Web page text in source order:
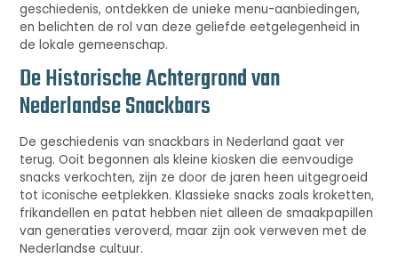
geschiedenis, ontdekken de unieke menu-aanbiedingen,
en belichten de rol van deze geliefde eetgelegenheid in
de lokale gemeenschap.
De Historische Achtergrond van
Nederlandse Snackbars
De geschiedenis van snackbars in Nederland gaat ver
terug. Ooit begonnen als kleine kiosken die eenvoudige
snacks verkochten, zijn ze door de jaren heen uitgegroeid
tot iconische eetplekken. Klassieke snacks zoals kroketten,
frikandellen en patat hebben niet alleen de smaakpapillen
van generaties veroverd, maar zijn ook verweven met de
Nederlandse cultuur.